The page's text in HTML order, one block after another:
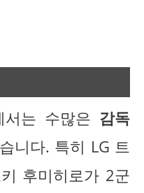
는 수많은 감독
니다. 특히 LG 트
후미히로가 2군